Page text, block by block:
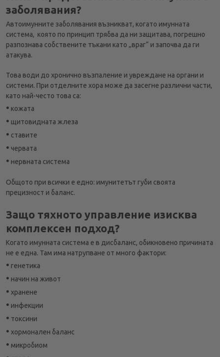
заболявания?
Автоимунните заболявания възникват, когато имунната
система, която по принцип трябва да ни защитава, погрешно
разпознава собствените тъкани като „враг“ и започва да ги
атакува.
Това води до хронично възпаление и увреждане на органи и
системи. При отделните хора може да засегне различни части,
като най-често това са:
• кожата
• щитовидната жлеза
• ставите
• червата
• нервната система
Общото при всички е едно: имунитетът губи своята
прецизност и баланс.
Защо тяхното управление изисква
комплексен подход?
Когато имунната система е в дисбаланс, обикновено причината
не е една. Там има натрупване от много фактори:
• генетика
• начин на живот
• хранене
• инфекции
• токсини
• хормонален баланс
• микробиом